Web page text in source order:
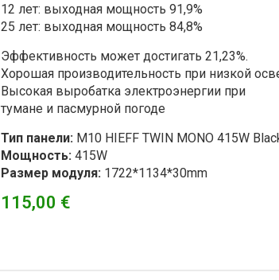
12 лет: выходная мощность 91,9%
25 лет: выходная мощность 84,8%
Эффективность может достигать 21,23%.
Хорошая производительность при низкой
Высокая выробатка электроэнергии при
тумане и пасмурной погоде
Тип панели: M10 HIEFF TWIN MONO 415W
Мощность: 415W
Размер модуля: 1722*1134*30mm
115,00 €